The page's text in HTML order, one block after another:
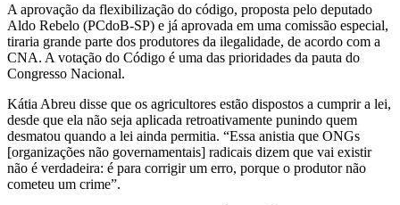
A aprovação da flexibilização do código, proposta pelo deputado
Aldo Rebelo (PCdoB-SP) e já aprovada em uma comissão especial,
tiraria grande parte dos produtores da ilegalidade, de acordo com a
CNA. A votação do Código é uma das prioridades da pauta do
Congresso Nacional.
Kátia Abreu disse que os agricultores estão dispostos a cumprir a lei,
desde que ela não seja aplicada retroativamente punindo quem
desmatou quando a lei ainda permitia. “Essa anistia que ONGs
[organizações não governamentais] radicais dizem que vai existir
não é verdadeira: é para corrigir um erro, porque o produtor não
cometeu um crime”.